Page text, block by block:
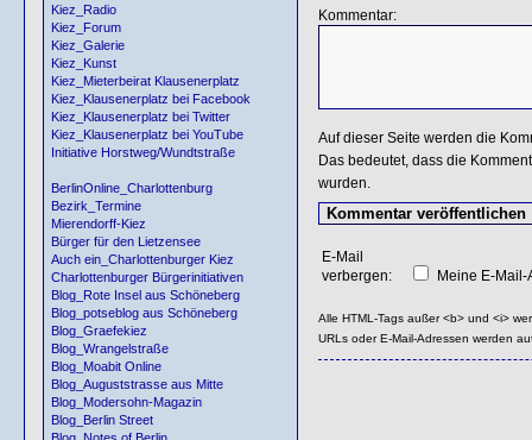
Kiez_Radio
Kiez_Forum
Kiez_Galerie
Kiez_Kunst
Kiez_Mieterbeirat Klausenerplatz
Kiez_Klausenerplatz bei Facebook
Kiez_Klausenerplatz bei Twitter
Kiez_Klausenerplatz bei YouTube
Initiative Horstweg/Wundtstraße
BerlinOnline_Charlottenburg
Bezirk_Termine
Mierendorff-Kiez
Bürger für den Lietzensee
Auch ein_Charlottenburger Kiez
Charlottenburger Bürgerinitiativen
Blog_Rote Insel aus Schöneberg
Blog_potseblog aus Schöneberg
Blog_Graefekiez
Blog_Wrangelstraße
Blog_Moabit Online
Blog_Auguststrasse aus Mitte
Blog_Modersohn-Magazin
Blog_Berlin Street
Kommentar:
Auf dieser Seite werden die
Das bedeutet, dass die
wurden.
E-Mail
verbergen:
Meine E-
Alle HTML-Tags außer <b> und <i>
URLs oder E-Mail-Adressen werden